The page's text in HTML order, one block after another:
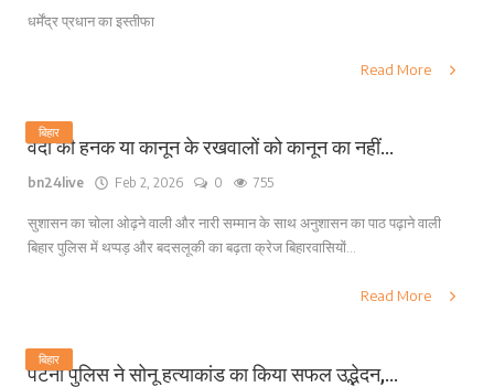
धर्मेंद्र प्रधान का इस्तीफा
Read More
बिहार
वर्दी की हनक या कानून के रखवालों को कानून का नहीं...
bn24live Feb 2, 2026 0 755
सुशासन का चोला ओढ़ने वाली और नारी सम्मान के साथ अनुशासन का पाठ पढ़ाने वाली
बिहार पुलिस में थप्पड़ और बदसलूकी का बढ़ता क्रेज बिहारवासियों...
Read More
बिहार
पटना पुलिस ने सोनू हत्याकांड का किया सफल उद्भेदन,...